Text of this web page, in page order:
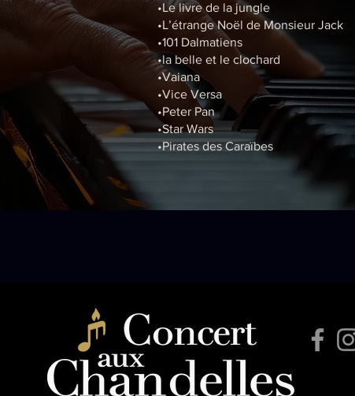
•Le livre de la jungle
•L’étrange Noël de Monsieur Jack
•101 Dalmatiens
•la belle et le clochard
•Vaiana
•Vice Versa
•Peter Pan
•Star Wars
•Pirates des Caraïbes